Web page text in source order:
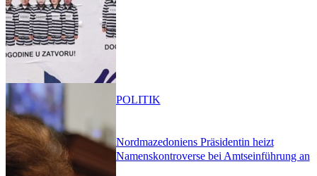
Nordmazedoniens Präsidentin heizt
Namenskontroverse bei Amtseinführung an
POLITIK